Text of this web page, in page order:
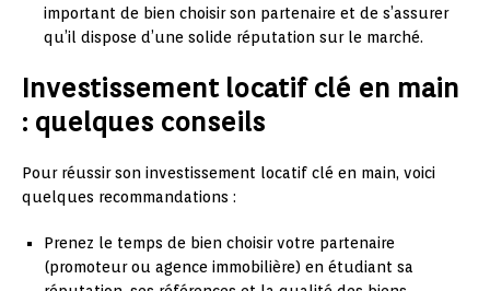
important de bien choisir son partenaire et de s’assurer
qu’il dispose d’une solide réputation sur le marché.
Investissement locatif clé en main
: quelques conseils
Pour réussir son investissement locatif clé en main, voici
quelques recommandations :
Prenez le temps de bien choisir votre partenaire
(promoteur ou agence immobilière) en étudiant sa